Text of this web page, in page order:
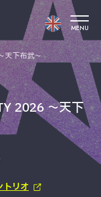
MENU
天下布武〜
2026 〜天下
トリオ